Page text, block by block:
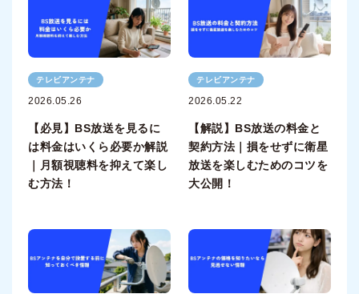
テレビアンテナ
2026.05.26
【必見】BS放送を見るに
は料金はいくら必要か解説
｜月額視聴料を抑えて楽し
む方法！
テレビアンテナ
2026.05.22
【解説】BS放送の料金と
契約方法｜損をせずに衛星
放送を楽しむためのコツを
大公開！